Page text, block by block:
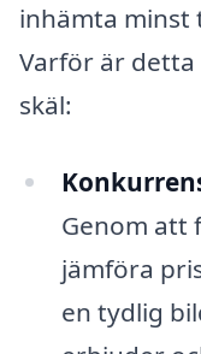
inhämta minst
Varför är detta
skäl:
Genom att
jämföra
en tydlig